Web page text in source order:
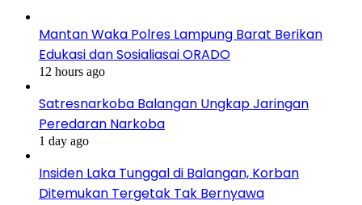
Mantan Waka Polres Lampung Barat Berikan
Edukasi dan Sosialiasai ORADO
12 hours ago
Satresnarkoba Balangan Ungkap Jaringan
Peredaran Narkoba
1 day ago
Insiden Laka Tunggal di Balangan, Korban
Ditemukan Tergetak Tak Bernyawa